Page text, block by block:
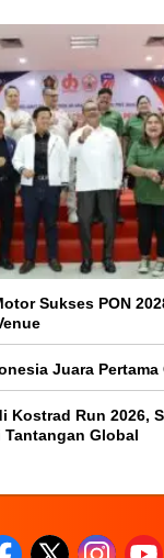
Sukses PON
Juara
Kostrad Run 2026,
Tantangan Global